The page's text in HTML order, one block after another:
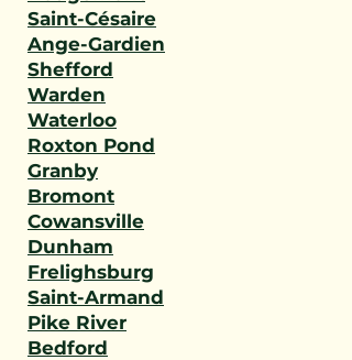
Saint-Césaire
Ange-Gardien
Shefford
Warden
Waterloo
Roxton Pond
Granby
Bromont
Cowansville
Dunham
Frelighsburg
Saint-Armand
Pike River
Bedford